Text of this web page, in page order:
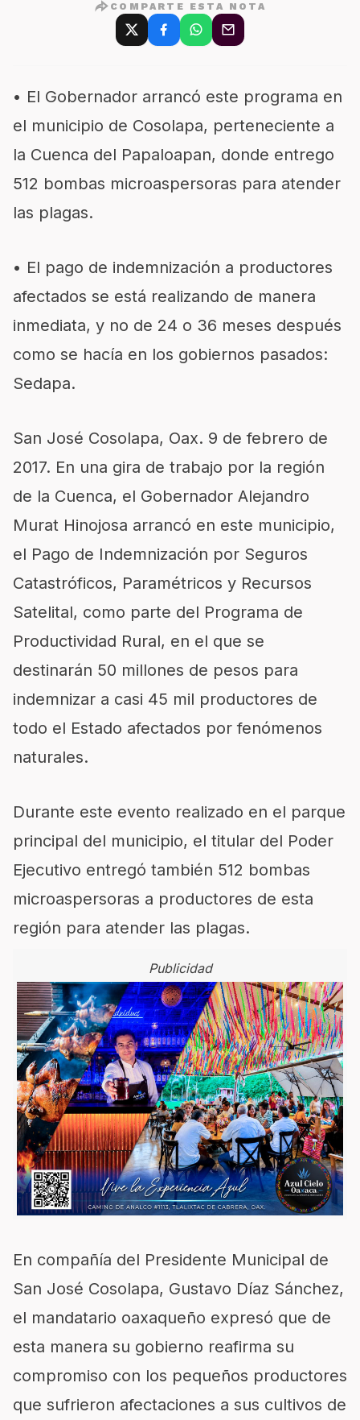
COMPARTE ESTA NOTA
• El Gobernador arrancó este programa en
el municipio de Cosolapa, perteneciente a
la Cuenca del Papaloapan, donde entrego
512 bombas microaspersoras para atender
las plagas.
• El pago de indemnización a productores
afectados se está realizando de manera
inmediata, y no de 24 o 36 meses después
como se hacía en los gobiernos pasados:
Sedapa.
San José Cosolapa, Oax. 9 de febrero de
2017. En una gira de trabajo por la región
de la Cuenca, el Gobernador Alejandro
Murat Hinojosa arrancó en este municipio,
el Pago de Indemnización por Seguros
Catastróficos, Paramétricos y Recursos
Satelital, como parte del Programa de
Productividad Rural, en el que se
destinarán 50 millones de pesos para
indemnizar a casi 45 mil productores de
todo el Estado afectados por fenómenos
naturales.
Durante este evento realizado en el parque
principal del municipio, el titular del Poder
Ejecutivo entregó también 512 bombas
microaspersoras a productores de esta
región para atender las plagas.
Publicidad
En compañía del Presidente Municipal de
San José Cosolapa, Gustavo Díaz Sánchez,
el mandatario oaxaqueño expresó que de
esta manera su gobierno reafirma su
compromiso con los pequeños productores
que sufrieron afectaciones a sus cultivos de